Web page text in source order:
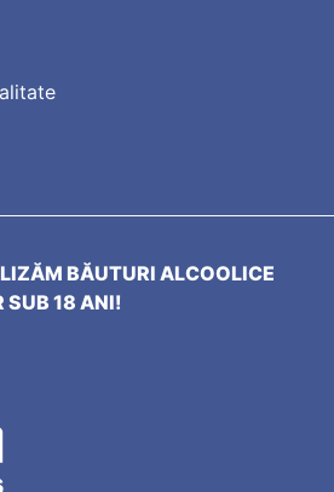
BĂUTURI ALCOOLICE
SUB 18 ANI!